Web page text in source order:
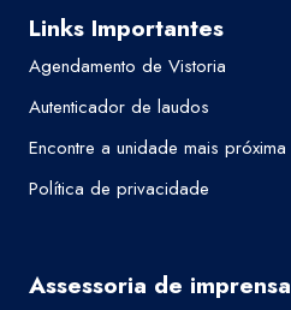
Links Importantes
Agendamento de Vistoria
Autenticador de laudos
Encontre a unidade mais próxima
Política de privacidade
Assessoria de imprensa